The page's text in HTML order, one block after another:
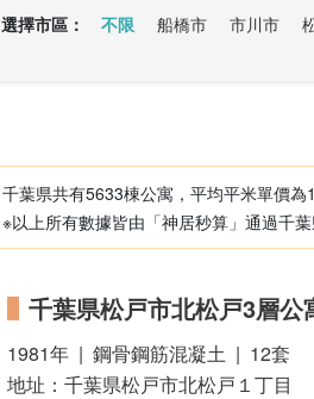
選擇市區： 不限 船橋市 市川市
千葉県共有5633棟公寓，平均平米單價為
※以上所有數據皆由「神居秒算」通過千
千葉県松戸市北松戸3層公
1981年 | 鋼骨鋼筋混凝土 | 12套
地址：千葉県松戸市北松戸１丁目